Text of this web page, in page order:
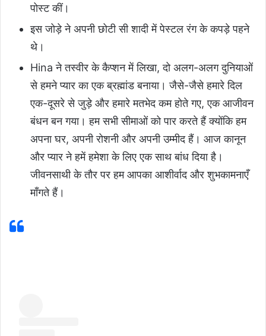
पोस्ट कीं।
इस जोड़े ने अपनी छोटी सी शादी में पेस्टल रंग के कपड़े पहने
थे।
Hina ने तस्वीर के कैप्शन में लिखा, दो अलग-अलग दुनियाओं
से हमने प्यार का एक ब्रह्मांड बनाया। जैसे-जैसे हमारे दिल
एक-दूसरे से जुड़े और हमारे मतभेद कम होते गए, एक आजीवन
बंधन बन गया। हम सभी सीमाओं को पार करते हैं क्योंकि हम
अपना घर, अपनी रोशनी और अपनी उम्मीद हैं। आज कानून
और प्यार ने हमें हमेशा के लिए एक साथ बांध दिया है।
जीवनसाथी के तौर पर हम आपका आशीर्वाद और शुभकामनाएँ
माँगते हैं।